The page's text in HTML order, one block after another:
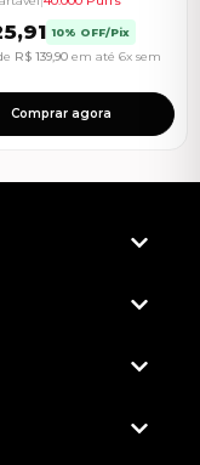
10% OFF/Pix
R$ 139,90 em até 6x sem
Comprar agora